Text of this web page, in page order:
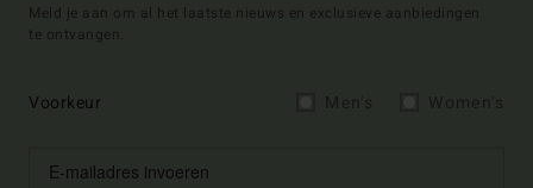
Meld je aan om al het laatste nieuws en exclusieve aanbiedingen
te ontvangen.
Voorkeur